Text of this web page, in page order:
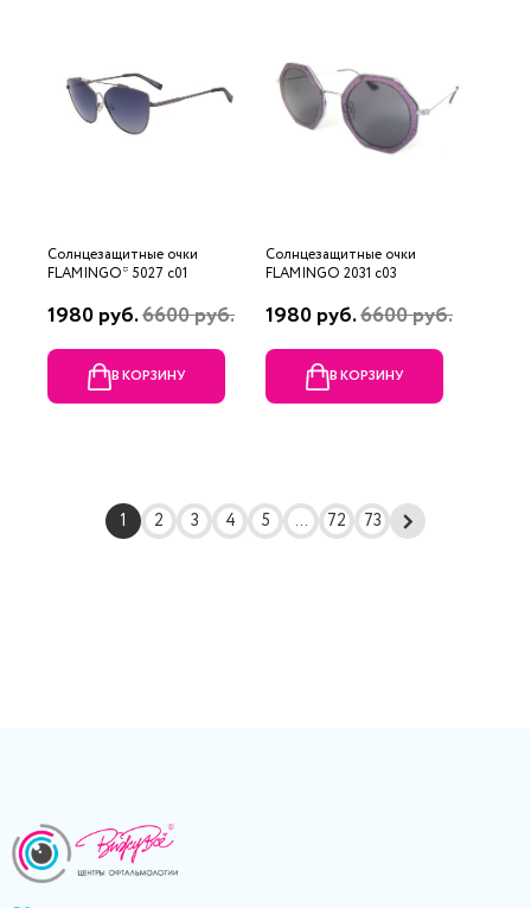
Солнцезащитные очки
FLAMINGO* 5027 с01
1980 руб.6600 руб.
В КОРЗИНУ
Солнцезащитные очки
FLAMINGO 2031 с03
1980 руб.6600 руб.
В КОРЗИНУ
1 2 3 4 5 ... 72 73